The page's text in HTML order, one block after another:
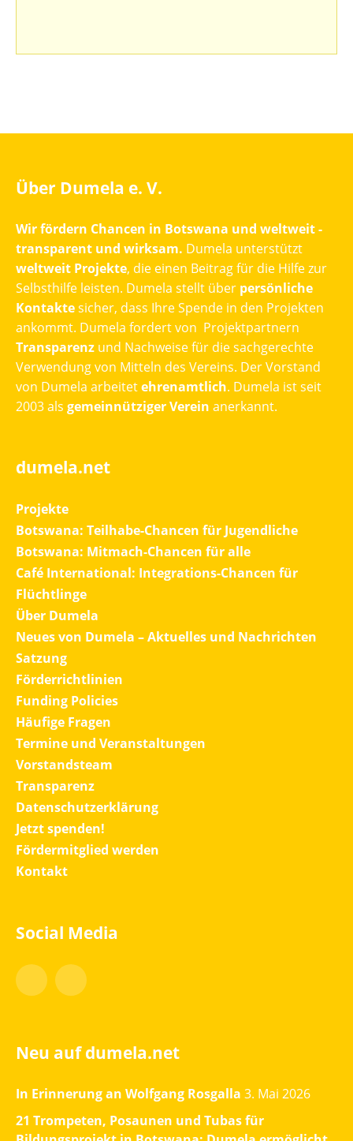
Über Dumela e. V.
Wir fördern Chancen in Botswana und weltweit -
transparent und wirksam. Dumela unterstützt
weltweit Projekte, die einen Beitrag für die Hilfe zur
Selbsthilfe leisten. Dumela stellt über persönliche
Kontaktesicher, dass Ihre Spende in den Projekten
ankommt. Dumela fordert von Projektpartnern
Transparenz und Nachweise für die sachgerechte
Verwendung von Mitteln des Vereins. Der Vorstand
von Dumela arbeitetehrenamtlich. Dumela ist seit
2003 als gemeinnütziger Verein anerkannt.
dumela.net
Projekte
Botswana: Teilhabe-Chancen für Jugendliche
Botswana: Mitmach-Chancen für alle
Café International: Integrations-Chancen für
Flüchtlinge
Über Dumela
Neues von Dumela – Aktuelles und Nachrichten
Satzung
Förderrichtlinien
Funding Policies
Häufige Fragen
Termine und Veranstaltungen
Vorstandsteam
Transparenz
Datenschutzerklärung
Jetzt spenden!
Fördermitglied werden
Kontakt
Social Media
Facebook
Neu auf dumela.net
In Erinnerung an Wolfgang Rosgalla 3. Mai 2026
21 Trompeten, Posaunen und Tubas für